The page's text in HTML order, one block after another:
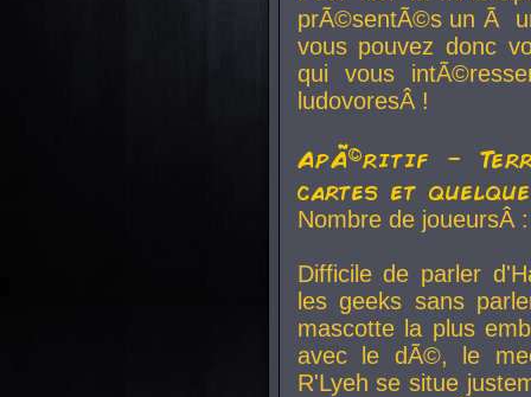
prÃ©sentÃ©s un Ã
vous pouvez donc
qui vous
ludovoresÂ !
ApÃ©ritif -
cartes et
Nombre de
Difficile de parler
les geeks sans
mascotte la plus
avec le dÃ©, le
R'Lyeh se situe